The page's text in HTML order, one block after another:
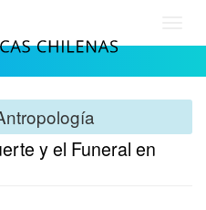
y el Funeral en